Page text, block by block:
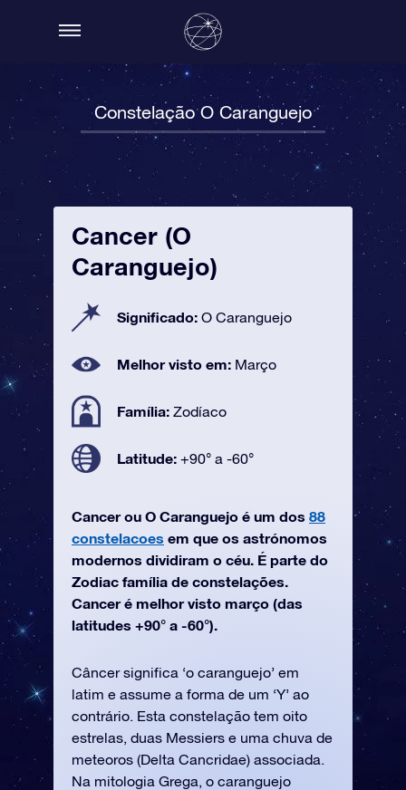
Constelação O Caranguejo
Cancer (O
Caranguejo)
Significado: O Caranguejo
Melhor visto em: Março
Família: Zodíaco
Latitude: +90° a -60°
Cancer ou O Caranguejo é um dos 88
constelacoes em que os astrónomos
modernos dividiram o céu. É parte do
Zodiac família de constelações.
Cancer é melhor visto março (das
latitudes +90° a -60°).
Câncer significa ‘o caranguejo’ em
latim e assume a forma de um ‘Y’ ao
contrário. Esta constelação tem oito
estrelas, duas Messiers e uma chuva de
meteoros (Delta Cancridae) associada.
Na mitologia Grega, o caranguejo